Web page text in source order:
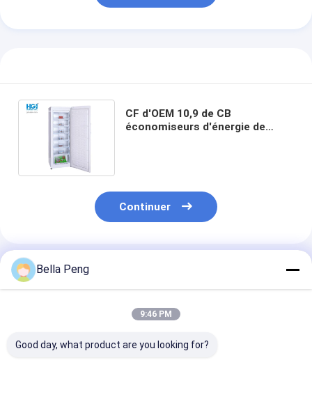
CF d'OEM 10,9 de CB
économiseurs d'énergie de
Continuer
Produits Recommandés
Bella Peng
9:46 PM
Good day, what product are you looking for?